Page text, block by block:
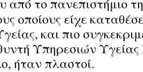
από το πανεπιστήμιο
οποίους είχε
και πιο
Υπηρεσιών
ήταν πλαστοί.